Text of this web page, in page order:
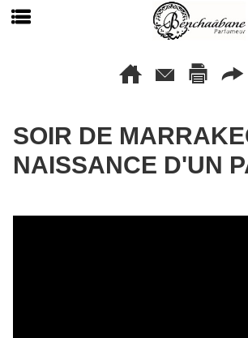
SOIR DE
NAISSANCE D'UN